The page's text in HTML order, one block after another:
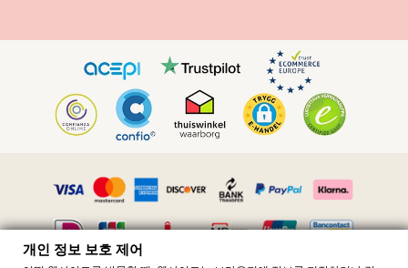
5. 탈색이 되므로 직사 일광에서 건조시키면 절대로 안 됩니다.
6. 다림질 방법은 꼬리표의 설명을 참조하세요.
개인 정보 보호 제어